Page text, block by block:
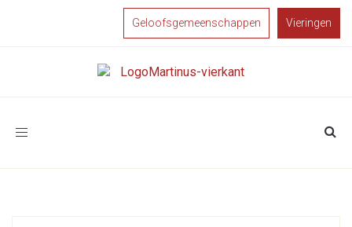
Geloofsgemeenschappen Vieringen
Toggle